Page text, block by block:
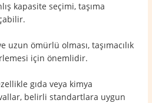
kapasite seçimi, taşıma
uzun ömürlü olması, taşımacılık
için önemlidir.
gıda veya kimya
belirli standartlara uygun